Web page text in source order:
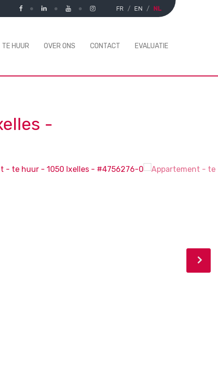
FR EN NL
TE HUUR OVER ONS CONTACT EVALUATIE
-